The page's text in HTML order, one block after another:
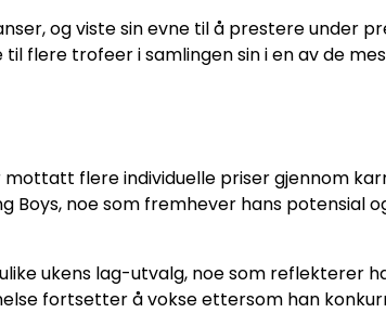
og viste sin evne til å prestere under
flere trofeer i samlingen sin i en av de
flere individuelle priser gjennom
Boys, noe som fremhever hans potensial
ukens lag-utvalg, noe som reflekterer
fortsetter å vokse ettersom han